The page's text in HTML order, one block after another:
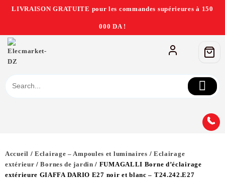
LIVRAISON GRATUITE pour les commandes supérieures à 150
000 DA !
Accueil /Eclairage – Ampoules et luminaires / Eclairage
extérieur /Bornes de jardin / FUMAGALLI Borne d’éclairage
extérieure GIAFFA DARIO E27 noir et blanc – T24.242.E27